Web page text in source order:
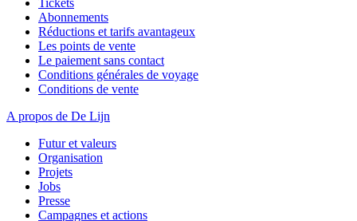
Tickets
Abonnements
Réductions et tarifs avantageux
Les points de vente
Le paiement sans contact
Conditions générales de voyage
Conditions de vente
A propos de De Lijn
Futur et valeurs
Organisation
Projets
Jobs
Presse
Campagnes et actions